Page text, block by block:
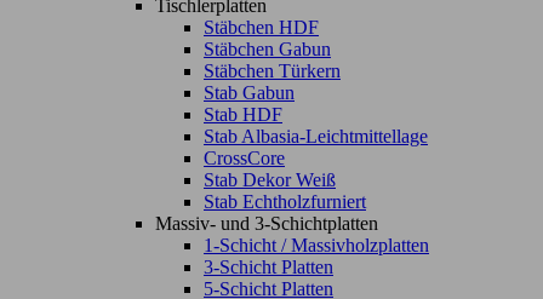
Tischlerplatten
Stäbchen HDF
Stäbchen Gabun
Stäbchen Türkern
Stab Gabun
Stab HDF
Stab Albasia-Leichtmittellage
CrossCore
Stab Dekor Weiß
Stab Echtholzfurniert
Massiv- und 3-Schichtplatten
1-Schicht / Massivholzplatten
3-Schicht Platten
5-Schicht Platten